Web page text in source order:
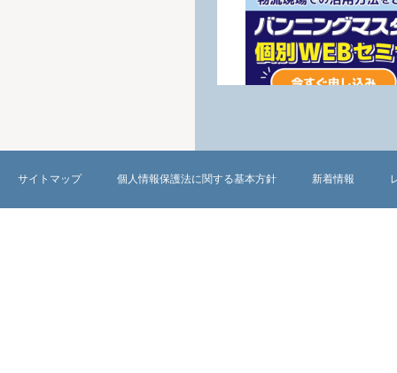
サイトマップ 個人情報保護法に関する基本方針 新着情報